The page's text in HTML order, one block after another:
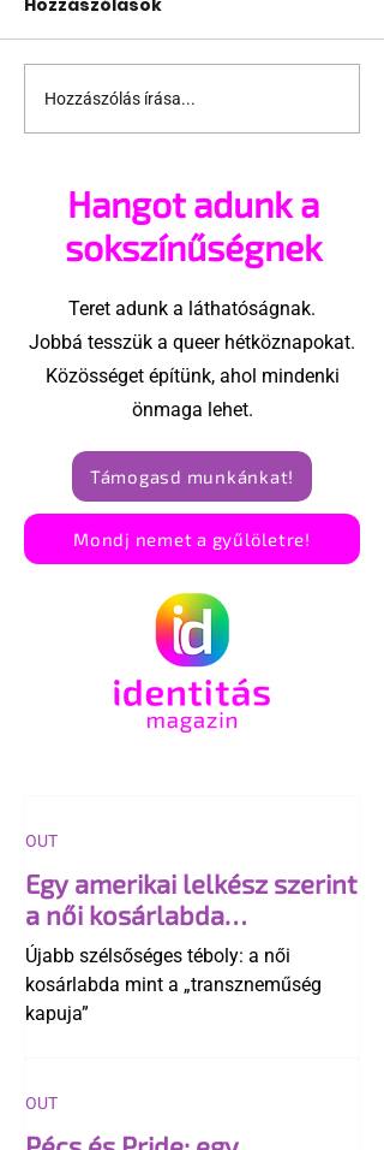
Így csaltak ki több
százezer forintnyi
Hozzászólások
Hozzászólás írása...
Hangot adunk a
sokszínűségnek
Teret adunk a láthatóságnak.
Jobbá tesszük a queer hétköznapokat.
Közösséget építünk, ahol mindenki
önmaga lehet.
Támogasd munkánkat!
Mondj nemet a gyűlöletre!
Egy amerikai lelkész szerint
a női kosárlabda
transzneműséghez vezet
Újabb szélsőséges téboly: a női
kosárlabda mint a „transzneműség
kapuja”
OUT
OUT